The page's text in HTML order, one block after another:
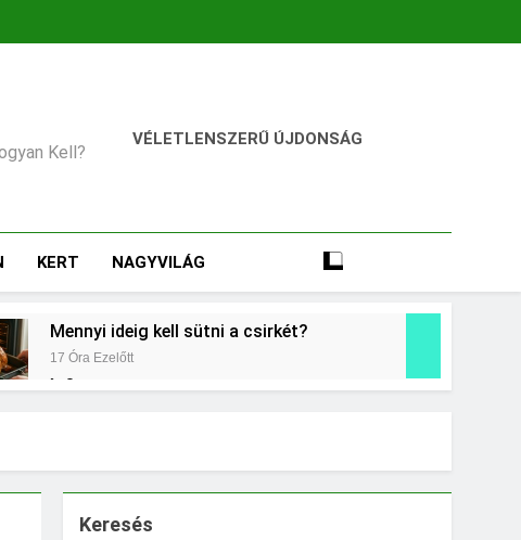
Kell?
VÉLETLENSZERŰ ÚJDONSÁG
KERT NAGYVILÁG
Mennyi ideig kell sütni a csirkét?
17 Óra Ezelőtt
Keresés